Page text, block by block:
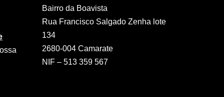
Bairro da Boavista
Rua Francisco Salgado Zenha lote
134
2680-004 Camarate
NIF – 513 359 567